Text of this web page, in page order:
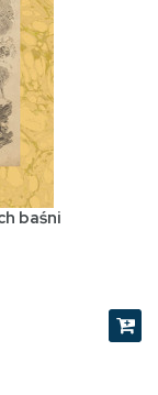
baśni